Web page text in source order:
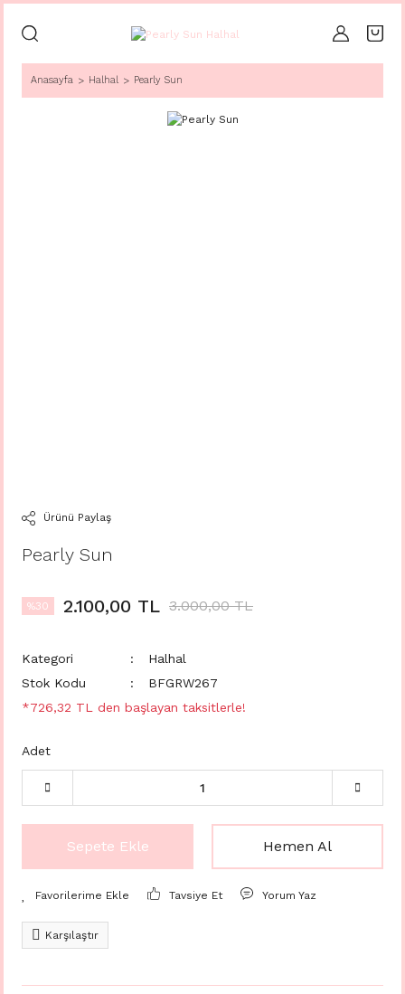
Anasayfa Halhal Pearly Sun
Ürünü Paylaş
Pearly Sun
%30 2.100,00 TL 3.000,00 TL
Kategori
Halhal
Stok Kodu
BFGRW267
*726,32 TL den başlayan taksitlerle!
Adet
Sepete Ekle Hemen Al
Tavsiye Et Yorum Yaz
Karşılaştır